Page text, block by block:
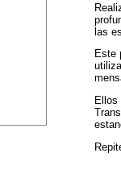
las
Este
Ellos